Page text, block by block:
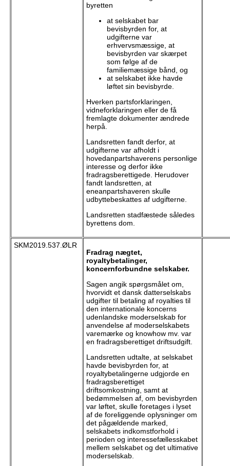
byretten
at selskabet bar
bevisbyrden for, at
udgifterne var
erhvervsmæssige, at
bevisbyrden var skærpet
som følge af de
familiemæssige bånd, og
at selskabet ikke havde
løftet sin bevisbyrde.
Hverken partsforklaringen,
vidneforklaringen eller de få
fremlagte dokumenter ændrede
herpå.
Landsretten fandt derfor, at
udgifterne var afholdt i
hovedanpartshaverens personlige
interesse og derfor ikke
fradragsberettigede. Herudover
fandt landsretten, at
eneanpartshaveren skulle
udbyttebeskattes af udgifterne.
Landsretten stadfæstede således
byrettens dom.
SKM2019.537.ØLR
Fradrag nægtet,
royaltybetalinger,
koncernforbundne selskaber.
Sagen angik spørgsmålet om,
hvorvidt et dansk datterselskabs
udgifter til betaling af royalties til
den internationale koncerns
udenlandske moderselskab for
anvendelse af moderselskabets
varemærke og knowhow mv. var
en fradragsberettiget driftsudgift.
Landsretten udtalte, at selskabet
havde bevisbyrden for, at
royaltybetalingerne udgjorde en
fradragsberettiget
driftsomkostning, samt at
bedømmelsen af, om bevisbyrden
var løftet, skulle foretages i lyset
af de foreliggende oplysninger om
det pågældende marked,
selskabets indkomstforhold i
perioden og interessefællesskabet
mellem selskabet og det ultimative
moderselskab.